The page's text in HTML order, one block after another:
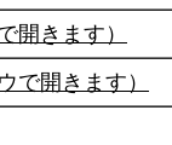
開きます）
で開きます）